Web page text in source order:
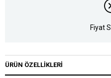
Fiyat
ÜRÜN ÖZELLIKLERI